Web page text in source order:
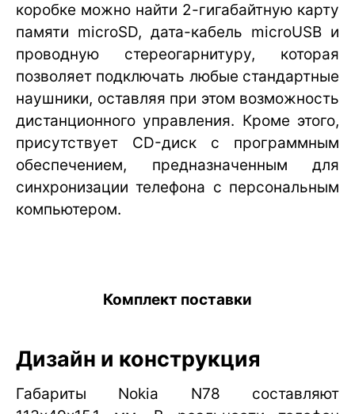
коробке можно найти 2-гигабайтную карту
памяти microSD, дата-кабель microUSB и
проводную стереогарнитуру, которая
позволяет подключать любые стандартные
наушники, оставляя при этом возможность
дистанционного управления. Кроме этого,
присутствует CD-диск с программным
обеспечением, предназначенным для
синхронизации телефона с персональным
компьютером.
Комплект поставки
Дизайн и конструкция
Габариты Nokia N78 составляют